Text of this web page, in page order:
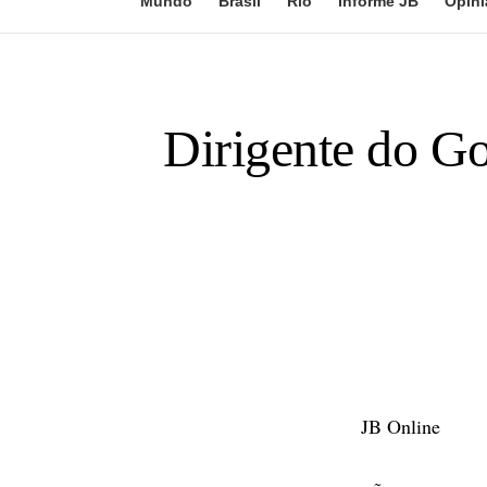
Dirigente do
JB Online